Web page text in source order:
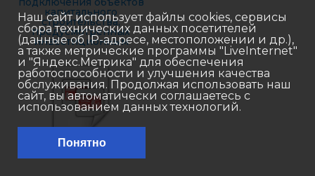
капитального
строительства,
предусмотренных
инвестиционным
проектом, к сетям
инженерно-
технического
обеспечения
(газоснабжение)
Презентация проекта
Наш сайт использует файлы cookies, сервисы
сбора технических данных посетителей
(данные об IP-адресе, местоположении и др.),
а также метрические программы "LiveInternet"
и "Яндекс.Метрика" для обеспечения
работоспособности и улучшения качества
обслуживания. Продолжая использовать наш
сайт, вы автоматически соглашаетесь с
использованием данных технологий.
Понятно